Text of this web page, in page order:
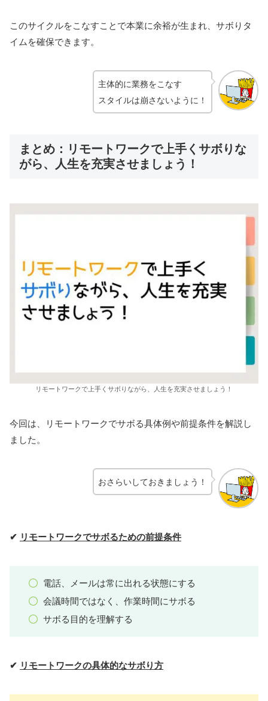
このサイクルをこなすことで本業に余裕が生まれ、サボりタ
イムを確保できます。
主体的に業務をこなす
スタイルは崩さないように！
まとめ：リモートワークで上手くサボりな
がら、人生を充実させましょう！
リモートワークで上手くサボりながら、人生を充実させましょう！
今回は、リモートワークでサボる具体例や前提条件を解説し
ました。
おさらいしておきましょう！
✔ リモートワークでサボるための前提条件
電話、メールは常に出れる状態にする
会議時間ではなく、作業時間にサボる
サボる目的を理解する
✔ リモートワークの具体的なサボり方